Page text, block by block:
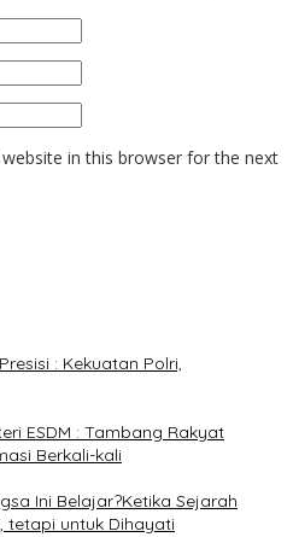
in this browser for the next
: Kekuatan Polri,
ESDM : Tambang Rakyat
Berkali-kali
Ini Belajar?Ketika Sejarah
tetapi untuk Dihayati